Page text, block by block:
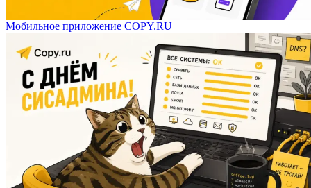
Мобильное приложение COPY.RU